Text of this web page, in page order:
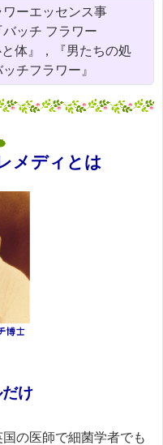
ーエッセンス事
ッチ フラワー
体』，『男たちの処
チフラワー』
メディとは
け
の医師で細菌学者でも